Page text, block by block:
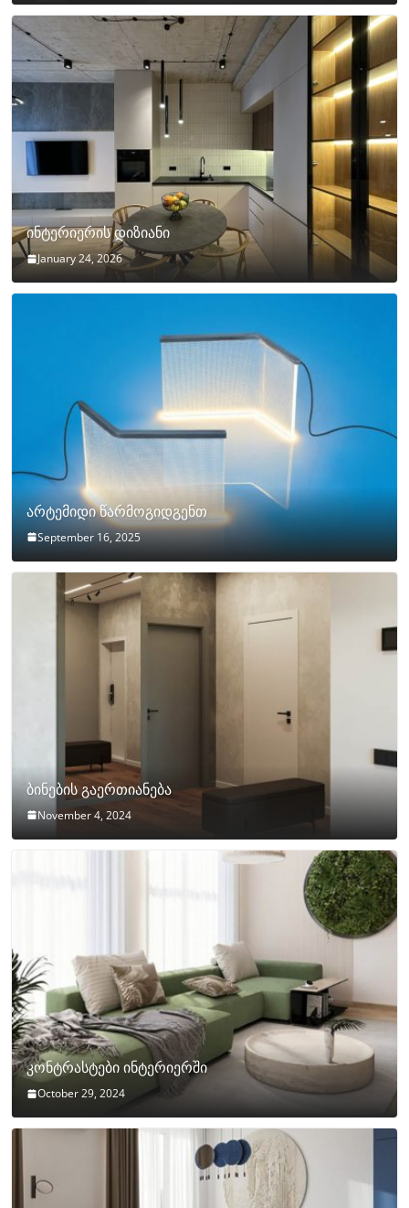
ინტერიერის დიზიანი
January 24, 2026
არტემიდი წარმოგიდგენთ
September 16, 2025
ბინების გაერთიანება
November 4, 2024
კონტრასტები ინტერიერში
October 29, 2024